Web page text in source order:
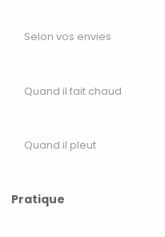
Selon vos envies
Quand il fait chaud
Quand il pleut
Pratique
dans votre
Espace Pro